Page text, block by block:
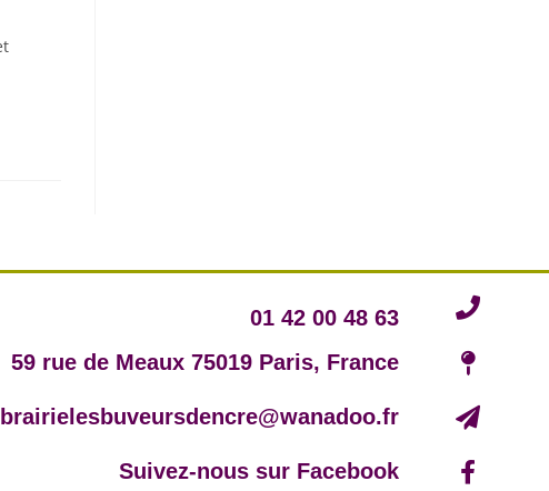
01 42 00 48 63
59 rue de Meaux 75019 Paris, France
Suivez-nous sur Facebook